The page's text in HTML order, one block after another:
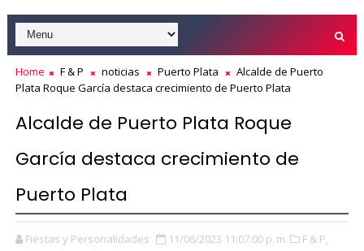
Home F & P noticias Puerto Plata
Alcalde de Puerto
Plata Roque García destaca crecimiento de Puerto Plata
Alcalde de Puerto Plata Roque
García destaca crecimiento de
Puerto Plata
Fiestas y Personalidades 11/06/2023 11:07:00 p. m.
F & P,